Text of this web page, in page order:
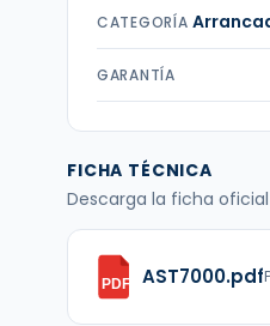
CATEGORÍA
GARANTÍA
FICHA TÉCNICA
Descarga la ficha
PDF AST7000.pdf